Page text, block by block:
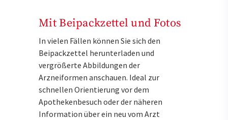
Mit Beipackzettel und Fotos
In vielen Fällen können Sie sich den
Beipackzettel herunterladen und
vergrößerte Abbildungen der
Arzneiformen anschauen. Ideal zur
schnellen Orientierung vor dem
Apothekenbesuch oder der näheren
Information über ein neu vom Arzt